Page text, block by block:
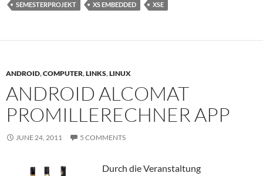
SEMESTERPROJEKT
XS EMBEDDED XSE
ANDROID,COMPUTER,LINKS,LINUX
ANDROID ALCOMAT
PROMILLERECHNER APP
JUNE 24, 2011 5 COMMENTS
Durch die Veranstaltung